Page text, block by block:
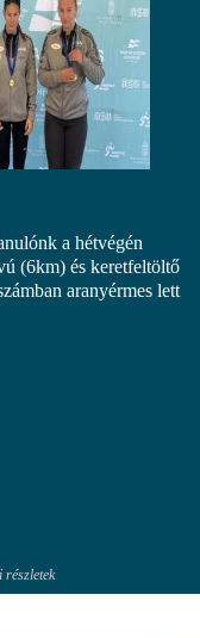
a hétvégén
(6km) és keretfeltöltő
aranyérmes lett
részletek